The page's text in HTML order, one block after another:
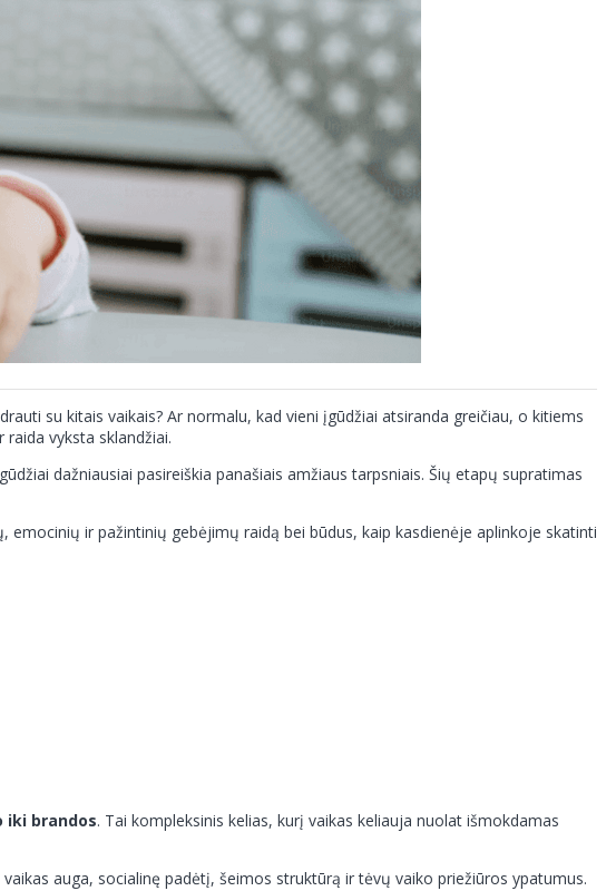
su kitais vaikais? Ar normalu, kad vieni įgūdžiai atsiranda greičiau, o kitiems
vyksta sklandžiai.
dažniausiai pasireiškia panašiais amžiaus tarpsniais. Šių etapų supratimas
ir pažintinių gebėjimų raidą bei būdus, kaip kasdienėje aplinkoje skatinti
iki brandos. Tai kompleksinis kelias, kurį vaikas keliauja nuolat išmokdamas
auga, socialinę padėtį, šeimos struktūrą ir tėvų vaiko priežiūros ypatumus.